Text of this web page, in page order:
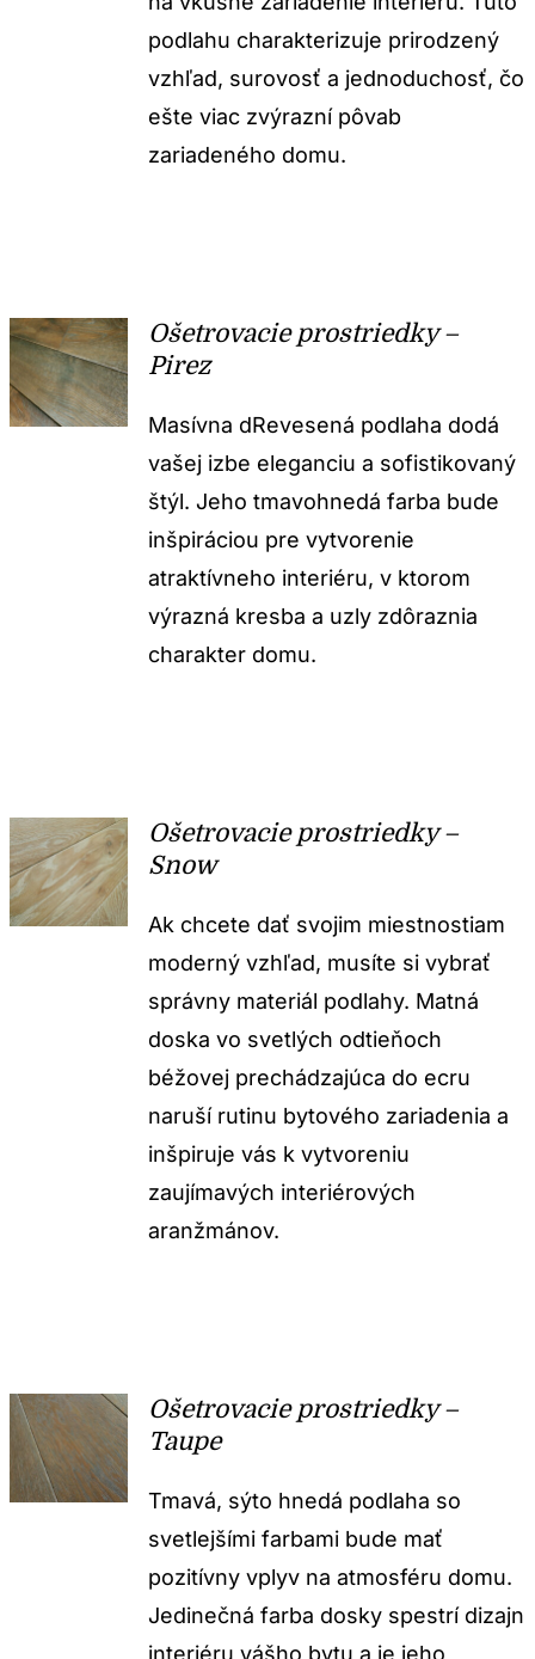
podlahu charakterizuje prirodzený
vzhľad, surovosť a jednoduchosť, čo
ešte viac zvýrazní pôvab
zariadeného domu.
Ošetrovacie prostriedky –
Pirez
Masívna dRevesená podlaha dodá
vašej izbe eleganciu a sofistikovaný
štýl. Jeho tmavohnedá farba bude
inšpiráciou pre vytvorenie
atraktívneho interiéru, v ktorom
výrazná kresba a uzly zdôraznia
charakter domu.
Ošetrovacie prostriedky –
Snow
Ak chcete dať svojim miestnostiam
moderný vzhľad, musíte si vybrať
správny materiál podlahy. Matná
doska vo svetlých odtieňoch
béžovej prechádzajúca do ecru
naruší rutinu bytového zariadenia a
inšpiruje vás k vytvoreniu
zaujímavých interiérových
aranžmánov.
Ošetrovacie prostriedky –
Taupe
Tmavá, sýto hnedá podlaha so
svetlejšími farbami bude mať
pozitívny vplyv na atmosféru domu.
Jedinečná farba dosky spestrí dizajn
interiéru vášho bytu a je jeho